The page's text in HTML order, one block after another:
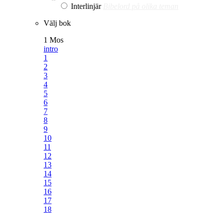
Interlinjär
Välj bok
1 Mos
intro
1
2
3
4
5
6
7
8
9
10
11
12
13
14
15
16
17
18